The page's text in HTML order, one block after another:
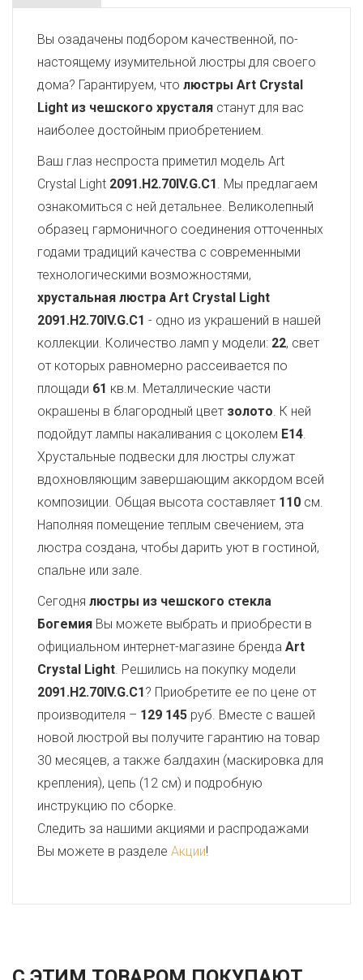
Вы озадачены подбором качественной, по-
настоящему изумительной люстры для своего
дома? Гарантируем, что люстры Art Crystal
Light из чешского хрусталя станут для вас
наиболее достойным приобретением.
Ваш глаз неспроста приметил модель Art
Crystal Light 2091.H2.70IV.G.C1. Мы предлагаем
ознакомиться с ней детальнее. Великолепный
образец гармоничного соединения отточенных
годами традиций качества с современными
технологическими возможностями,
хрустальная люстра Art Crystal Light
2091.H2.70IV.G.C1 - одно из украшений в нашей
коллекции. Количество ламп у модели: 22, свет
от которых равномерно рассеивается по
площади 61 кв.м. Металлические части
окрашены в благородный цвет золото. К ней
подойдут лампы накаливания с цоколем E14.
Хрустальные подвески для люстры служат
вдохновляющим завершающим аккордом всей
композиции. Общая высота составляет 110 см.
Наполняя помещение теплым свечением, эта
люстра создана, чтобы дарить уют в гостиной,
спальне или зале.
Сегодня люстры из чешского стекла
Богемия Вы можете выбрать и приобрести в
официальном интернет-магазине бренда Art
Crystal Light. Решились на покупку модели
2091.H2.70IV.G.C1? Приобретите ее по цене от
производителя – 129 145 руб. Вместе с вашей
новой люстрой вы получите гарантию на товар
30 месяцев, а также балдахин (маскировка для
крепления), цепь (12 см) и подробную
инструкцию по сборке.
Следить за нашими акциями и распродажами
Вы можете в разделе Акции!